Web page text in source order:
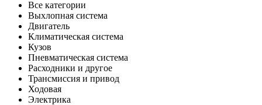
Все категории
Выхлопная система
Двигатель
Климатическая система
Кузов
Пневматическая система
Расходники и другое
Трансмиссия и привод
Ходовая
Электрика